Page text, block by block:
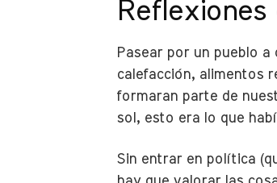
Pasear por un pueblo
calefacción, alimentos
formaran parte de
sol, esto era lo que
Sin entrar en política